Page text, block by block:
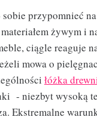
przypomnieć
żywym i
ciągle reaguje
mowa o
łóżka
- niezbyt wysoką
Ekstremalne